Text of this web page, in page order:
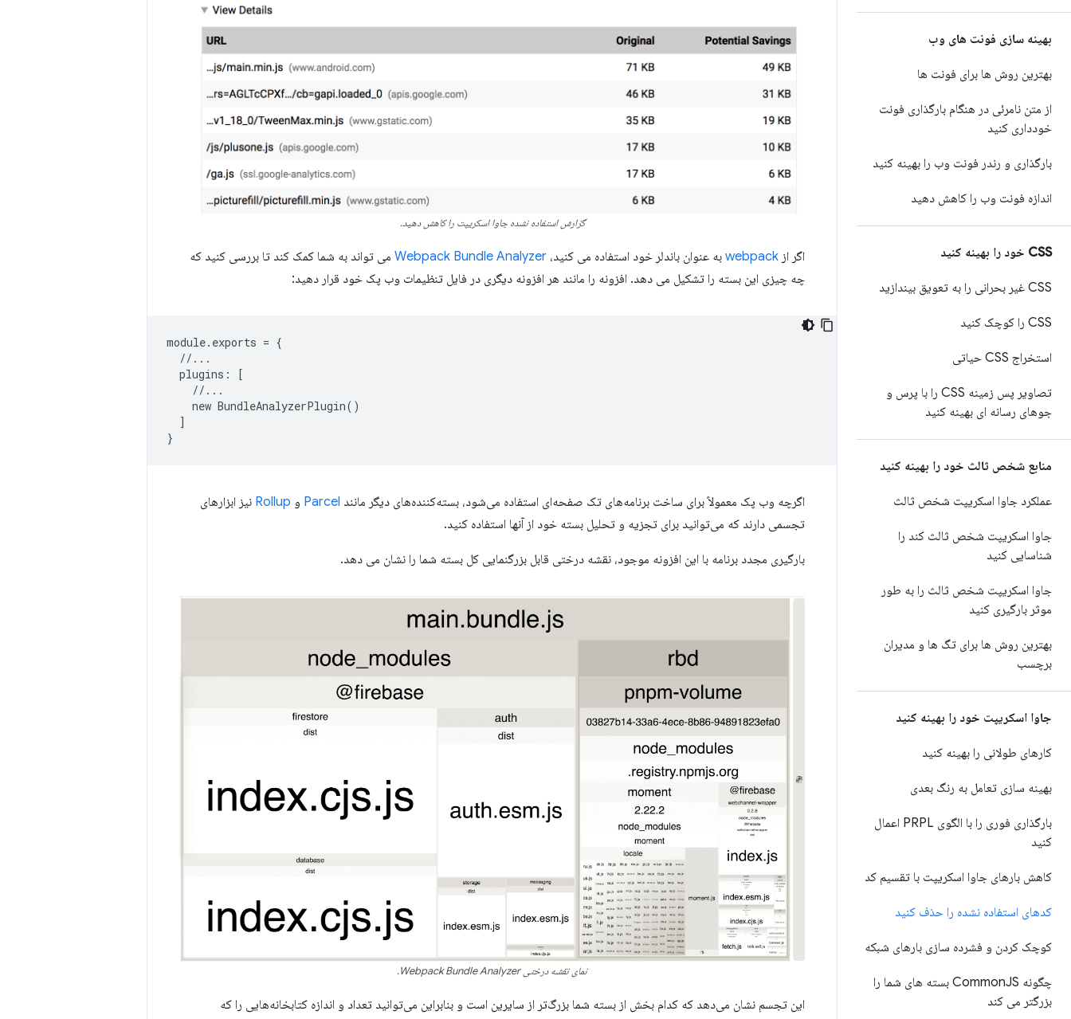
بهینه سازی فونت های وب
بهترین روش ها برای فونت ها
از متن نامرئی در هنگام بارگذاری فونت
خودداری کنید
بارگذاری و رندر فونت وب را بهینه کنید
اندازه فونت وب را کاهش دهید
CSS خود را بهینه کنید
CSS غیر بحرانی را به تعویق بیندازید
CSS را کوچک کنید
استخراج CSS حیاتی
تصاویر پس زمینه CSS را با پرس و
جوهای رسانه ای بهینه کنید
منابع شخص ثالث خود را بهینه کنید
عملکرد جاوا اسکریپت شخص ثالث
جاوا اسکریپت شخص ثالث کند را
شناسایی کنید
جاوا اسکریپت شخص ثالث را به طور
موثر بارگیری کنید
بهترین روش ها برای تگ ها و مدیران
برچسب
جاوا اسکریپت خود را بهینه کنید
کارهای طولانی را بهینه کنید
بهینه سازی تعامل به رنگ بعدی
بارگذاری فوری را با الگوی PRPL اعمال
کنید
کاهش بارهای جاوا اسکریپت با تقسیم کد
کدهای استفاده نشده را حذف کنید
کوچک کردن و فشرده سازی بارهای شبکه
چگونه Common
JS بسته های شما را
بزرگتر می کند
گزارش استفاده نشده جاوا اسکریپت را کاهش دهید.
اگر از webpack به عنوان باندلر خود استفاده می کنید، Webpack Bundle Analyzer می تواند به شما کمک کند تا بررسی کنید که
چه چیزی این بسته را تشکیل می دهد. افزونه را مانند هر افزونه دیگری در فایل تنظیمات وب پک خود قرار دهید:
module. exports = {
//...
plugins :
[
//...
new BundleAnalyzerPlugin()
]
}
اگرچه وب پک معمولاً برای ساخت برنامه‌های تک صفحه‌ای استفاده می‌شود، بسته‌کننده‌های دیگر مانند Parcel و Rollup نیز ابزارهای
تجسمی دارند که می‌توانید برای تجزیه و تحلیل بسته خود از آنها استفاده کنید.
بارگیری مجدد برنامه با این افزونه موجود، نقشه درختی قابل بزرگنمایی کل بسته شما را نشان می دهد.
نمای نقشه درختی Webpack Bundle Analyzer.
این تجسم نشان می‌دهد که کدام بخش از بسته شما بزرگ‌تر از سایرین است و بنابراین می‌توانید تعداد و اندازه کتابخانه‌هایی را که